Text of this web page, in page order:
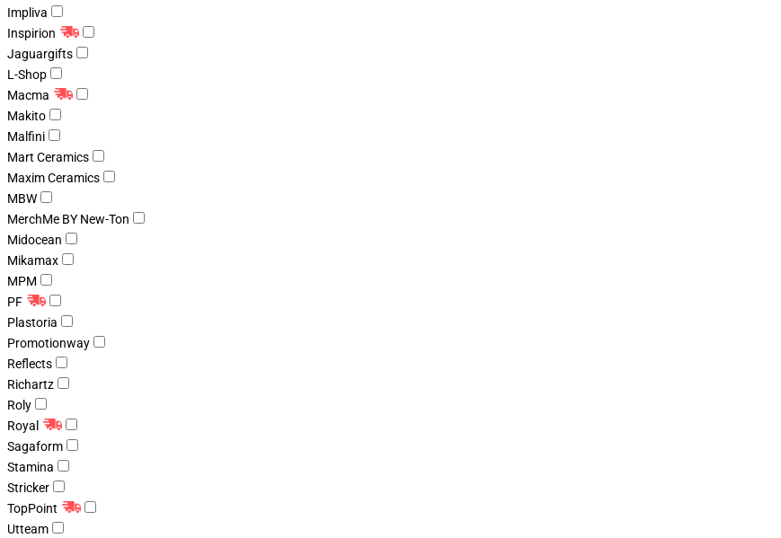
Impliva
Inspirion
Jaguargifts
L-Shop
Macma
Makito
Malfini
Mart Ceramics
Maxim Ceramics
MBW
MerchMe BY New-Ton
Midocean
Mikamax
MPM
PF
Plastoria
Promotionway
Reflects
Richartz
Roly
Royal
Sagaform
Stamina
Stricker
TopPoint
Utteam